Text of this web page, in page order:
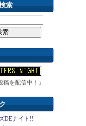
索
稿を配信中！』
DEナイト!!